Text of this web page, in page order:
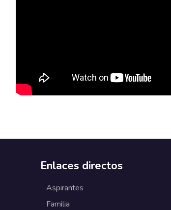
Enlaces directos
Aspirantes
Familia